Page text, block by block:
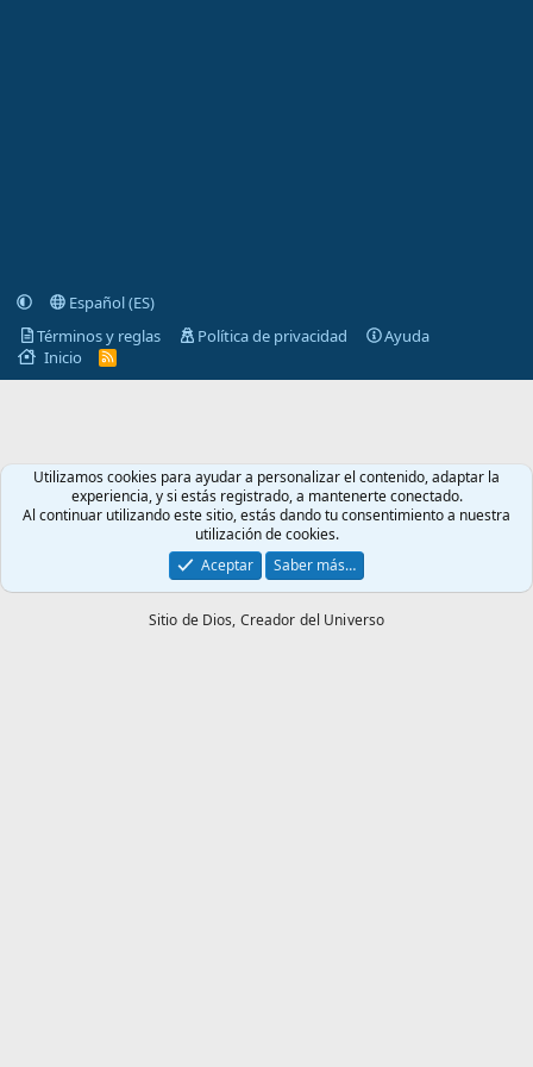
Español (ES)
Términos y reglas
Política de privacidad
Ayuda
Inicio
R
S
Utilizamos cookies para ayudar a personalizar el contenido, adaptar la
experiencia, y si estás registrado, a mantenerte conectado.
Al continuar utilizando este sitio, estás dando tu consentimiento a nuestra
utilización de cookies.
Aceptar
Saber más…
Sitio de Dios, Creador del Universo